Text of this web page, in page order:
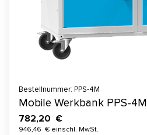
Bestellnummer: PPS-4M
Mobile Werkbank PPS-4M
782,20 €
946,46 € einschl. MwSt.